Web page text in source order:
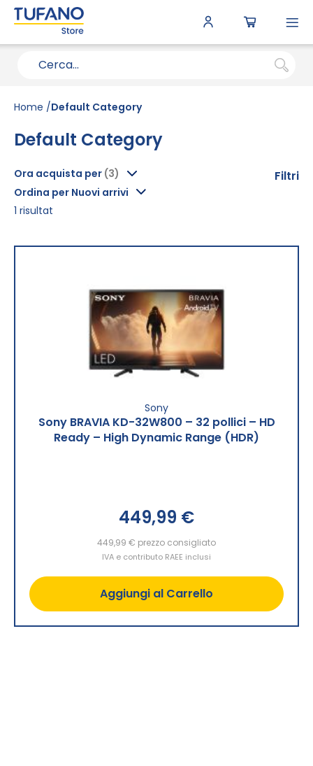
Home Default Category
Default Category
Ordina per Nuovi arrivi
1 risultat
Sony
Sony BRAVIA KD-32W800 – 32 pollici – HD
Ready – High Dynamic Range (HDR)
449,99 €
449,99 € prezzo consigliato
IVA e contributo RAEE inclusi
Aggiungi al Carrello
Filtri
Ora acquista per